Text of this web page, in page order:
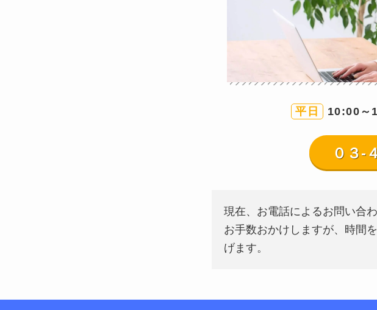
平日 10:00～
０３-
現在、お電話によるお問い合
お手数おかけしますが、時間
げます。